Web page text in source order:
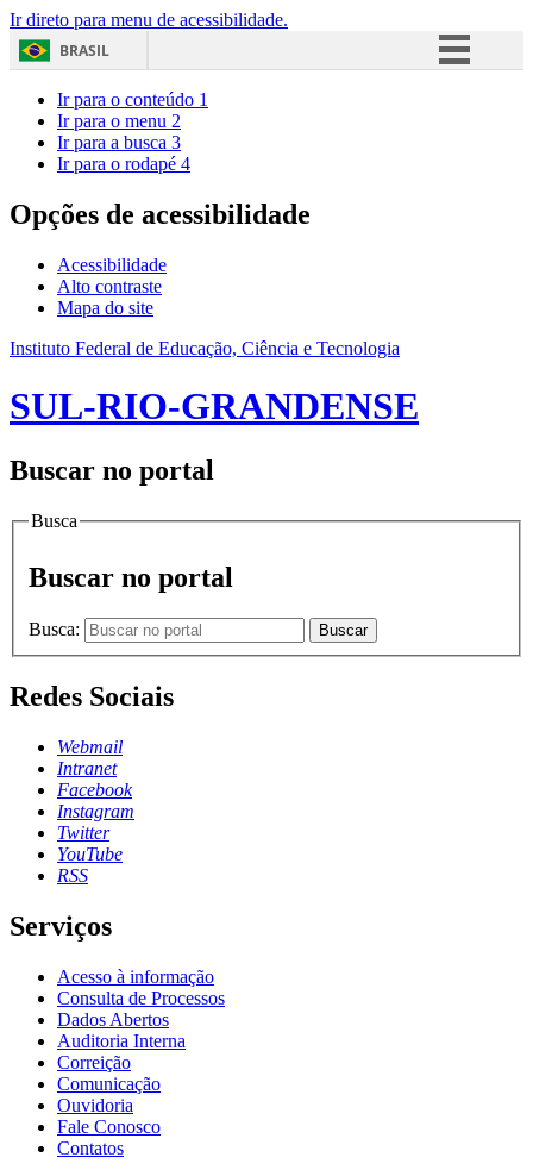
Ir direto para menu de acessibilidade.
BRASIL
Acesso à informação
Ir para o conteúdo 1
Ir para o menu 2
Ir para a busca 3
Ir para o rodapé 4
Opções de acessibilidade
Acessibilidade
Alto contraste
Mapa do site
Instituto Federal de Educação, Ciência e Tecnologia
SUL-RIO-GRANDENSE
Buscar no portal
Busca
Buscar no portal
Busca: Buscar
Redes Sociais
Webmail
Intranet
Facebook
Instagram
Twitter
YouTube
RSS
Serviços
Acesso à informação
Consulta de Processos
Dados Abertos
Auditoria Interna
Correição
Comunicação
Ouvidoria
Fale Conosco
Contatos